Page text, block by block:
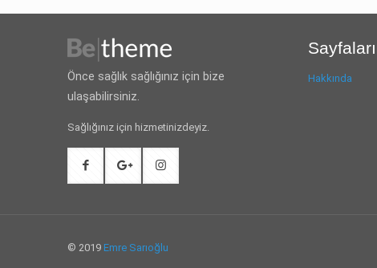
Önce sağlık sağlığınız için bize
ulaşabilirsiniz.
Sağlığınız için hizmetinizdeyiz.
Hakkında
© 2019 Emre Sarıoğlu